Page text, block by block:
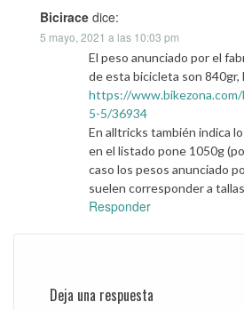
Bicirace dice:
5 mayo, 2021 a las 10:03 pm
El peso anunciado por el
de esta bicicleta son 840gr,
https://
5-5/36934
En alltricks también indica
en el listado pone 1050g
caso los pesos anunciado
suelen corresponder a
Responder
Deja una respuesta